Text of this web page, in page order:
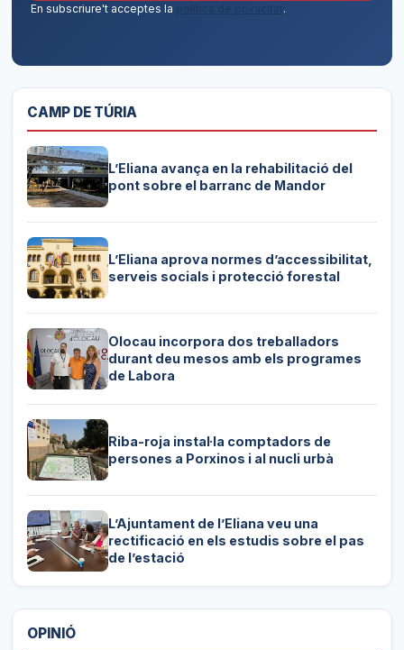
En subscriure't acceptes la
política de privacitat.
CAMP DE TÚRIA
L’Eliana avança en la rehabilitació del
pont sobre el barranc de Mandor
L’Eliana aprova normes d’accessibilitat,
serveis socials i protecció forestal
Olocau incorpora dos treballadors
durant deu mesos amb els programes
de Labora
Riba-roja instal·la comptadors de
persones a Porxinos i al nucli urbà
L’Ajuntament de l’Eliana veu una
rectificació en els estudis sobre el pas
de l’estació
OPINIÓ